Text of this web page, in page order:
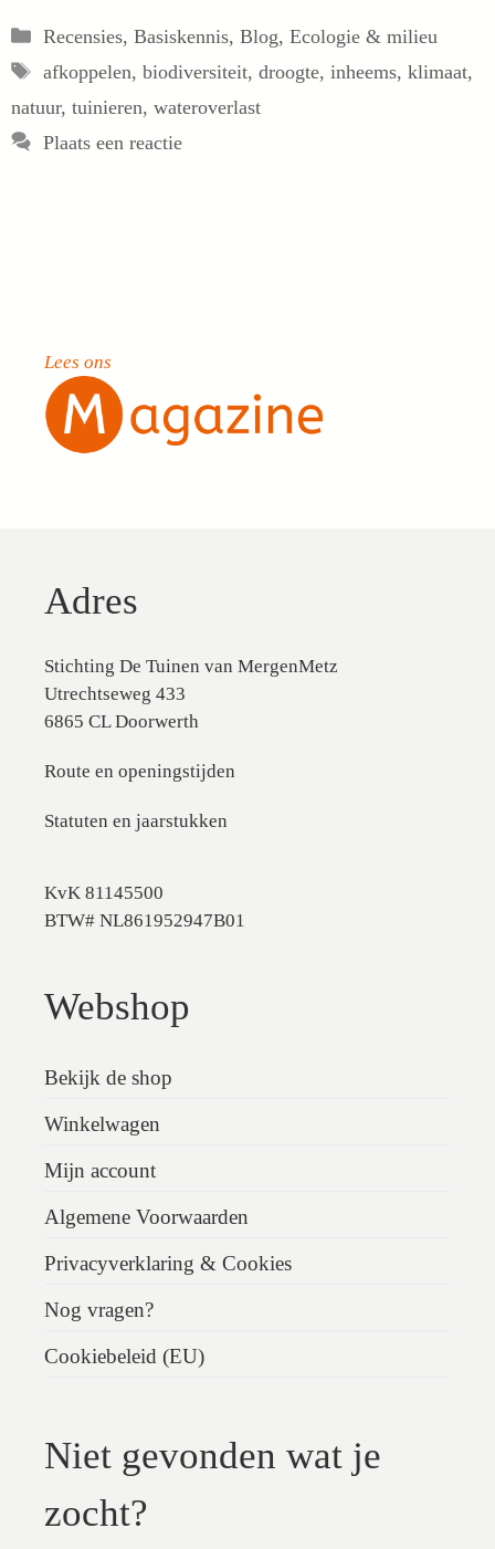
Categorieën
Recensies, Basiskennis, Blog, Ecologie & milieu
Tags
afkoppelen, biodiversiteit, droogte, inheems, klimaat,
natuur, tuinieren, wateroverlast
Plaats een reactie
Lees ons
Adres
Stichting De Tuinen van MergenMetz
Utrechtseweg 433
6865 CL Doorwerth
Route en openingstijden
Statuten en jaarstukken
KvK 81145500
BTW# NL861952947B01
Webshop
Bekijk de shop
Winkelwagen
Mijn account
Algemene Voorwaarden
Privacyverklaring & Cookies
Nog vragen?
Cookiebeleid (EU)
Niet gevonden wat je
zocht?